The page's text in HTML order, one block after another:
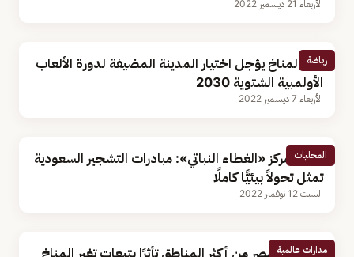
الأربعاء 21 ديسمبر 2022
رياضة
تغير المناخ يؤجل اختيار المدينة المضيفة لدورة الألعاب
الأولمبية الشتوية 2030
الأربعاء 7 ديسمبر 2022
المحليات
رئيس مركز «الغطاء النباتي»: مبادرات التشجير السعودية
تمثل تحولاً بيئيًّا كاملًا
السبت 12 نوفمبر 2022
مدارات عالمية
السيسي: مصر من أكثر المناطق تأثرًا بتبعات تغير المناخ